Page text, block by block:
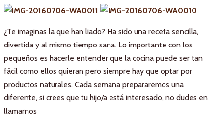
¿Te imaginas la que han liado? Ha sido una receta sencilla,
divertida y al mismo tiempo sana. Lo importante con los
pequeños es hacerle entender que la cocina puede ser tan
fácil como ellos quieran pero siempre hay que optar por
productos naturales. Cada semana prepararemos una
diferente, si crees que tu hijo/a está interesado, no dudes en
llamarnos